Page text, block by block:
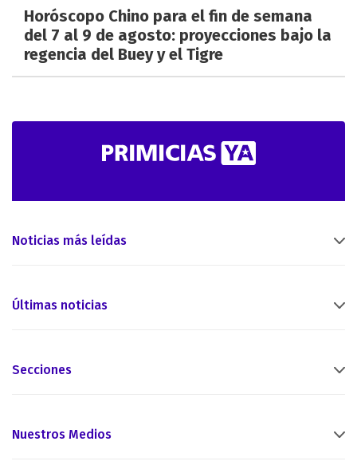
Horóscopo Chino para el fin de semana
del 7 al 9 de agosto: proyecciones bajo la
regencia del Buey y el Tigre
Noticias más leídas
Últimas noticias
Secciones
Nuestros Medios